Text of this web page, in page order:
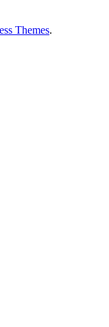
Themes.